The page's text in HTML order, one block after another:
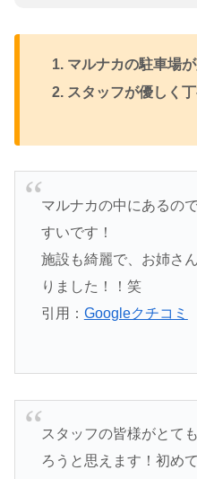
マルナカの駐車場
スタッフが優しく
マルナカの中にあるの
すいです！
施設も綺麗で、お姉さ
りました！！笑
引用： Googleクチコミ
スタッフの皆様がとて
ろうと思えます！初め